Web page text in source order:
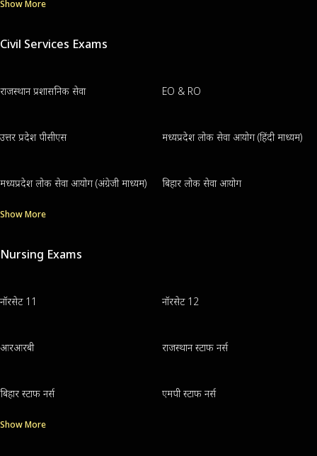
Show More
Civil Services Exams
राजस्थान प्रशासनिक सेवा EO & RO
उत्तर प्रदेश पीसीएस मध्यप्रदेश लोक सेवा आयोग (हिंदी माध्यम)
मध्यप्रदेश लोक सेवा आयोग (अंग्रेजी माध्यम) बिहार लोक सेवा आयोग
Show More
Nursing Exams
नॉरसेट 11 नॉरसेट 12
आरआरबी राजस्थान स्टाफ नर्स
बिहार स्टाफ नर्स एमपी स्टाफ नर्स
Show More